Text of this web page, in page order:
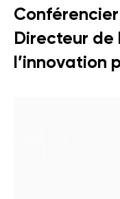
Directeur de
l’innovation